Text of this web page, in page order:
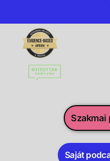
Szakmai
Saját